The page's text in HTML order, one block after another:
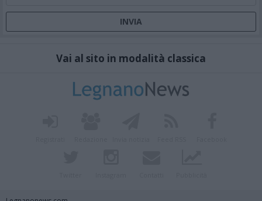
Vai al sito in modalità classica